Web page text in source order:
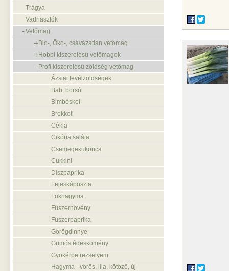
Trágya
Vadriasztók
Vetőmag
Bio-, Öko-, csávázatlan vetőmag
Hobbi kiszerelésű vetőmagok
Profi kiszerelésű zöldség vetőmag
Ázsiai levélzöldségek
Bab, borsó
Bimbóskel
Brokkoli
Cékla
Cikória saláta
Csemegekukorica
Cukkini
Díszpaprika
Fejeskáposzta
Fokhagyma
Fűszernövény
Fűszerpaprika
Görögdinnye
Gumós édeskömény
Gyökérpetrezselyem
Hagyma - vörös, lila, kötöző, új